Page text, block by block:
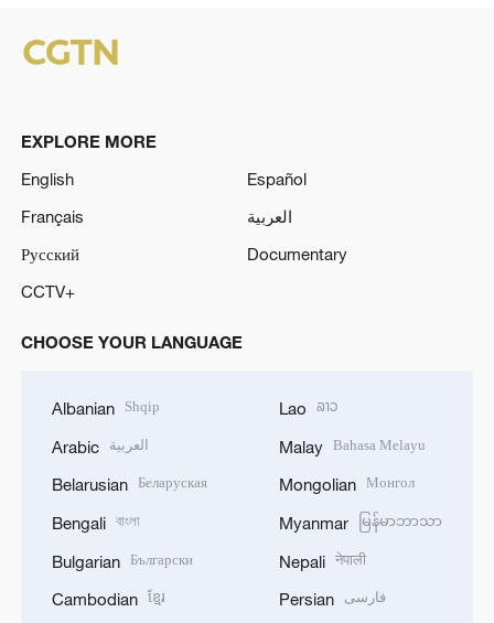
EXPLORE MORE
English
Español
Français
العربية
Русский
Documentary
CCTV+
CHOOSE YOUR LANGUAGE
Albanian Shqip
Arabic العربية
Belarusian Беларуская
Bengali বাংলা
Bulgarian Български
Cambodian ខ្មែរ
Lao ລາວ
Malay Bahasa Melayu
Mongolian Монгол
Myanmar မြန်မာဘာသာ
Nepali नेपाली
Persian فارسی